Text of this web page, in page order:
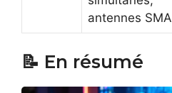
antennes SMA
📝 En résumé